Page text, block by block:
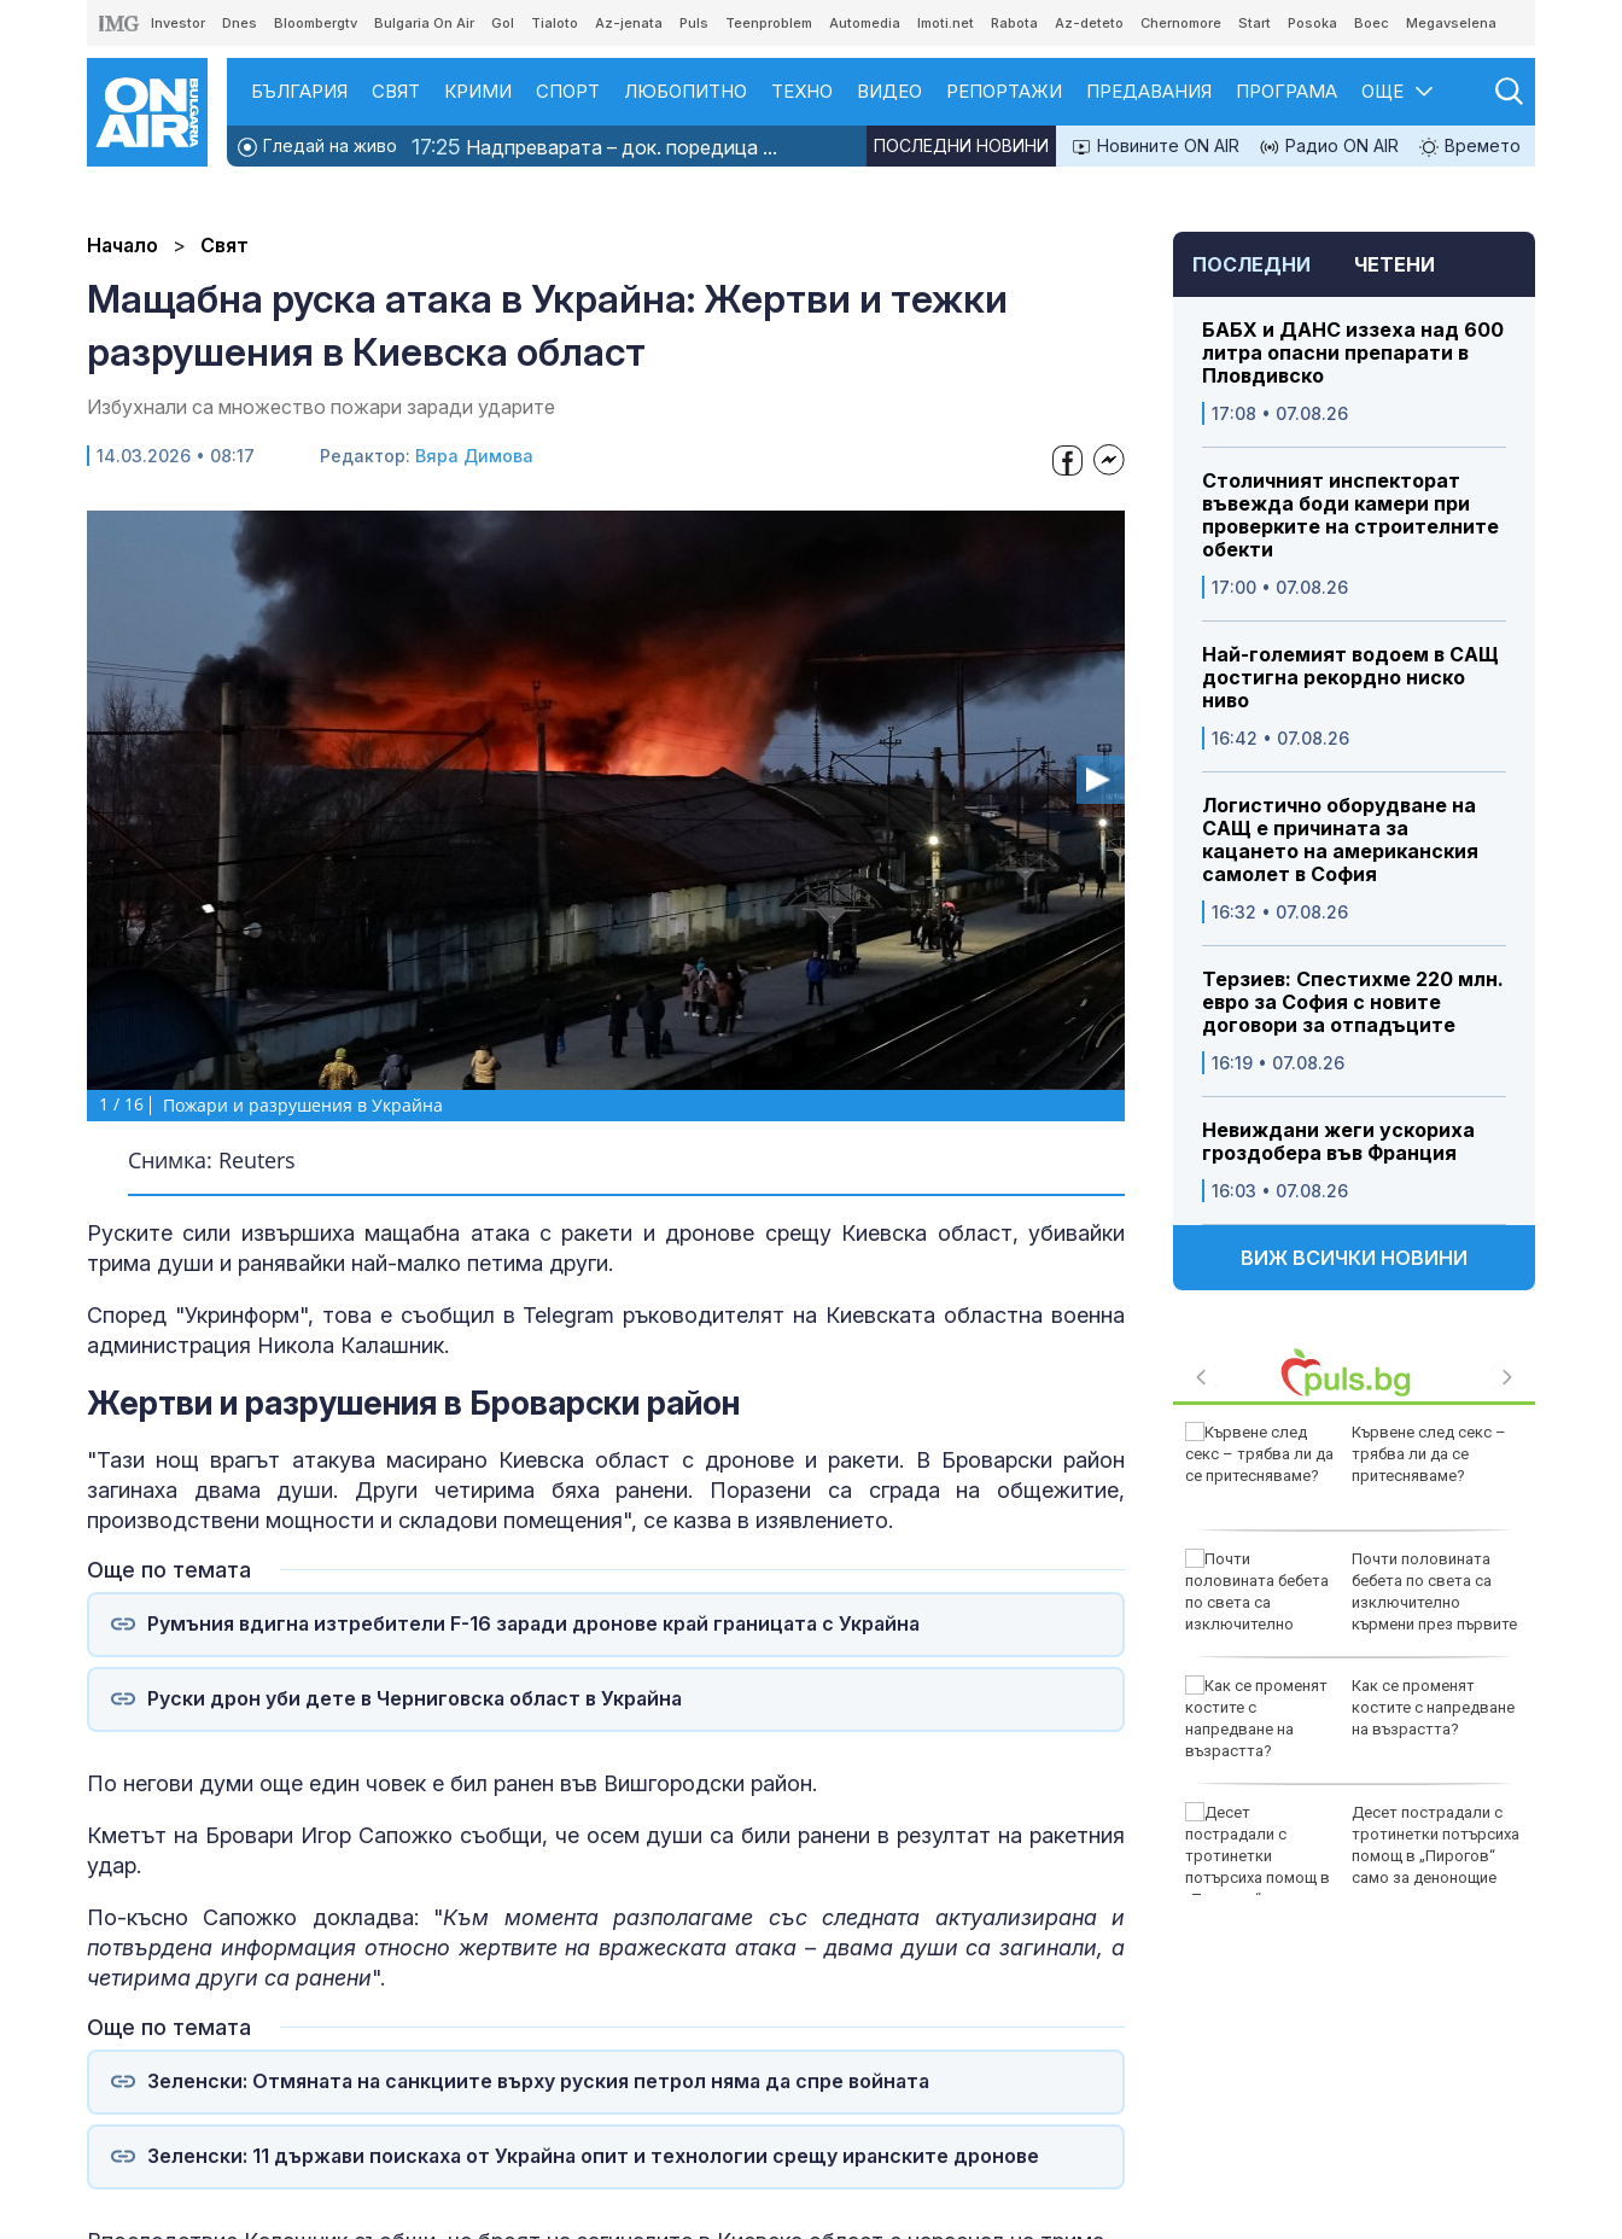
Investor Dnes Bloombergtv Bulgaria On Air Gol Tialoto Az-jenata Puls Teenproblem Automedia Imoti.net Rabota Az-deteto Chernomore Start Posoka Boec Megavselena
БЪЛГАРИЯ СВЯТ КРИМИ СПОРТ ЛЮБОПИТНО ТЕХНО ВИДЕО РЕПОРТАЖИ ПРЕДАВАНИЯ ПРОГРАМА ОЩЕ
Гледай на живо 17:25 Надпреварата – док. поредица ... Новините ON AIR Радио ON AIR Времето
ПОСЛЕДНИ НОВИНИ
Начало Свят
Мащабна руска атака в Украйна: Жертви и тежки
разрушения в Киевска област
Избухнали са множество пожари заради ударите
14.03.2026 • 08:17 Редактор: Вяра Димова
1 / 16 Пожари и разрушения в Украйна
Снимка: Reuters
Руските сили извършиха мащабна атака с ракети и дронове срещу Киевска област, убивайки
трима души и ранявайки най-малко петима други.
Според "Укринформ", това е съобщил в Telegram ръководителят на Киевската областна военна
администрация Никола Калашник.
Жертви и разрушения в Броварски район
"Тази нощ врагът атакува масирано Киевска област с дронове и ракети. В Броварски район
загинаха двама души. Други четирима бяха ранени. Поразени са сграда на общежитие,
производствени мощности и складови помещения", се казва в изявлението.
Още по темата
Румъния вдигна изтребители F-16 заради дронове край границата с Украйна
Руски дрон уби дете в Черниговска област в Украйна
По негови думи още един човек е бил ранен във Вишгородски район.
Кметът на Бровари Игор Сапожко съобщи, че осем души са били ранени в резултат на ракетния
удар.
По-късно Сапожко докладва: "Към момента разполагаме със следната актуализирана и
потвърдена информация относно жертвите на вражеската атака – двама души са загинали, а
четирима други са ранени".
Още по темата
Зеленски: Отмяната на санкциите върху руския петрол няма да спре войната
Зеленски: 11 държави поискаха от Украйна опит и технологии срещу иранските дронове
ПОСЛЕДНИ ЧЕТЕНИ
БАБХ и ДАНС иззеха над 600
литра опасни препарати в
Пловдивско
17:08 • 07.08.26
Столичният инспекторат
въвежда боди камери при
проверките на строителните
обекти
17:00 • 07.08.26
Най-големият водоем в САЩ
достигна рекордно ниско
ниво
16:42 • 07.08.26
Логистично оборудване на
САЩ е причината за
кацането на американския
самолет в София
16:32 • 07.08.26
Терзиев: Спестихме 220 млн.
евро за София с новите
договори за отпадъците
16:19 • 07.08.26
Невиждани жеги ускориха
гроздобера във Франция
16:03 • 07.08.26
ВИЖ ВСИЧКИ НОВИНИ
е насилникът над
момчето от Радомир
превали и разхлади
журналист Димитър
"Тракия" край Ямбол
Кървене след секс –
трябва ли да се
притесняваме?
Почти половината
бебета по света са
изключително
кърмени през първите
Как се променят
костите с напредване
на възрастта?
Десет пострадали с
тротинетки потърсиха
помощ в „Пирогов“
само за денонощие